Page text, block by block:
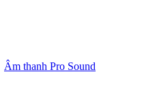
Âm thanh Pro Sound